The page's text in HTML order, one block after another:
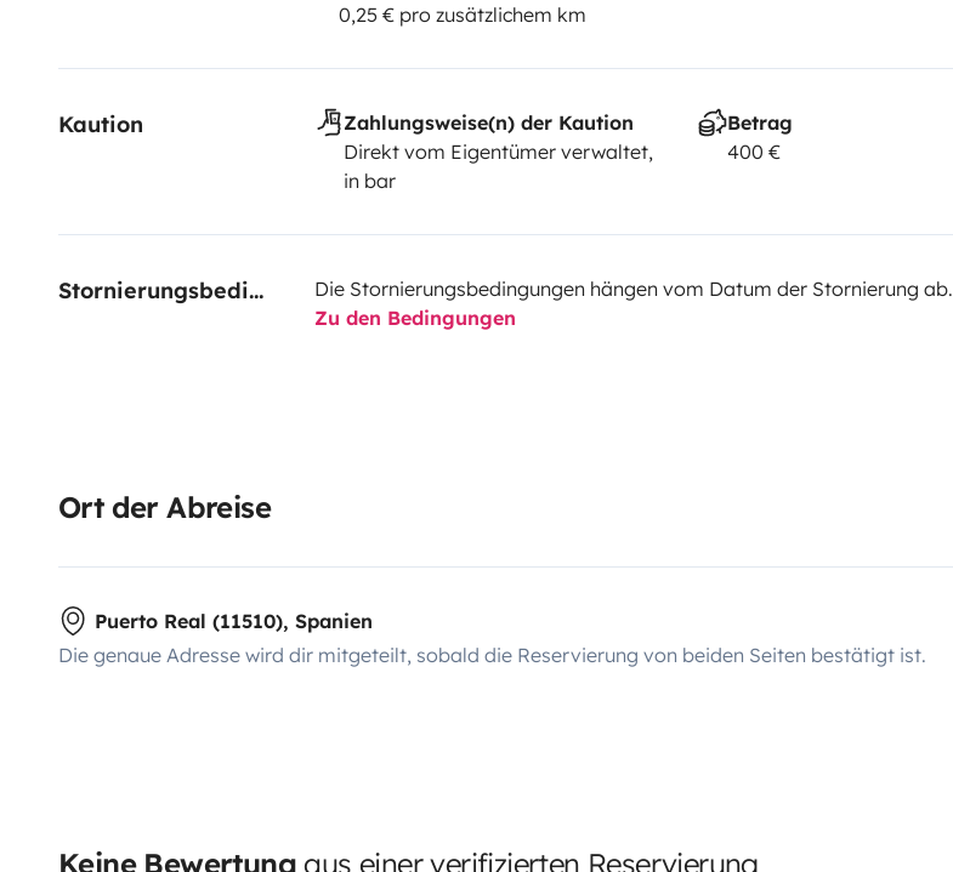
0,25 € pro zusätzlichem km
Kaution
Zahlungsweise(n) der Kaution
Direkt vom Eigentümer verwaltet,
in bar
Betrag
400 €
Stornierungsbedingungen
Die Stornierungsbedingungen hängen vom Datum der Stornierung ab.
Zu den Bedingungen
Ort der Abreise
Puerto Real (11510), Spanien
Die genaue Adresse wird dir mitgeteilt, sobald die Reservierung von beiden Seiten bestätigt ist.
Keine Bewertung aus einer verifizierten Reservierung